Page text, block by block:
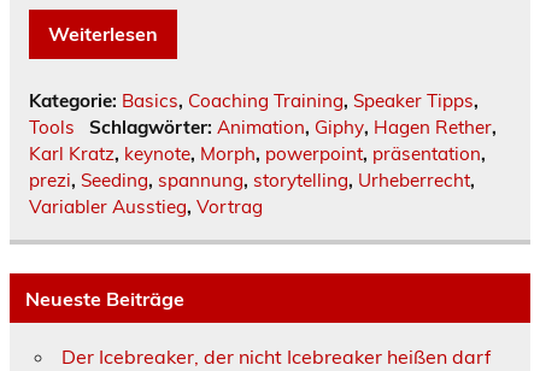
Weiterlesen
Kategorie: Basics, Coaching Training, Speaker Tipps,
Tools
Schlagwörter: Animation, Giphy, Hagen Rether,
Karl Kratz, keynote, Morph, powerpoint, präsentation,
prezi, Seeding, spannung, storytelling, Urheberrecht,
Variabler Ausstieg, Vortrag
Neueste Beiträge
Der Icebreaker, der nicht Icebreaker heißen darf